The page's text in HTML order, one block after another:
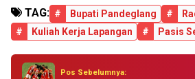
TAG: # Bupati Pandeglang #
#
Kuliah Kerja Lapangan # Pasis
Pos Sebelumnya: